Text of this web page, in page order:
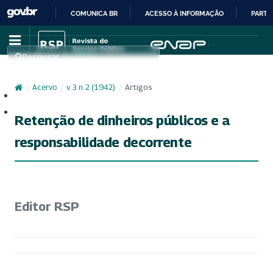
IR
PARA
CONTEÚDO
COMUNICA BR ACESSO À INFORMAÇÃO
Pesquisar
/ Acervo / v. 3 n. 2 (1942) / Artigos
Retenção de dinheiros públicos e a
responsabilidade decorrente
Editor RSP